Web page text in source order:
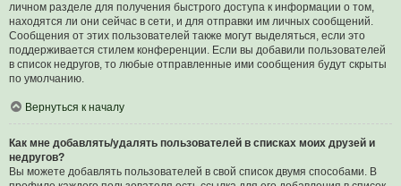
личном разделе для получения быстрого доступа к информации о том,
находятся ли они сейчас в сети, и для отправки им личных сообщений.
Сообщения от этих пользователей также могут выделяться, если это
поддерживается стилем конференции. Если вы добавили пользователей
в список недругов, то любые отправленные ими сообщения будут скрыты
по умолчанию.
Вернуться к началу
Как мне добавлять/удалять пользователей в списках моих друзей и
недругов?
Вы можете добавлять пользователей в свой список двумя способами. В